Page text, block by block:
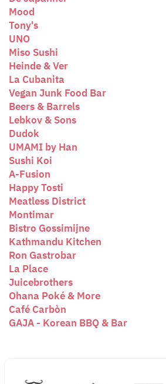
Mood
Tony's
UNO
Miso Sushi
Heinde & Ver
La Cubanita
Vegan Junk Food Bar
Beers & Barrels
Lebkov & Sons
Dudok
UMAMI by Han
Sushi Koi
A-Fusion
Happy Tosti
Meatless District
Montimar
Bistro Gossimijne
Kathmandu Kitchen
Ron Gastrobar
La Place
Juicebrothers
Ohana Poké & More
Café Carbòn
GAJA - Korean BBQ & Bar